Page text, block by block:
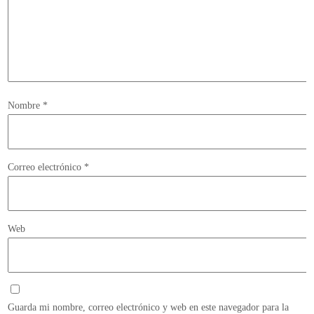
Nombre *
Correo electrónico *
Web
Guarda mi nombre, correo electrónico y web en este navegador para la